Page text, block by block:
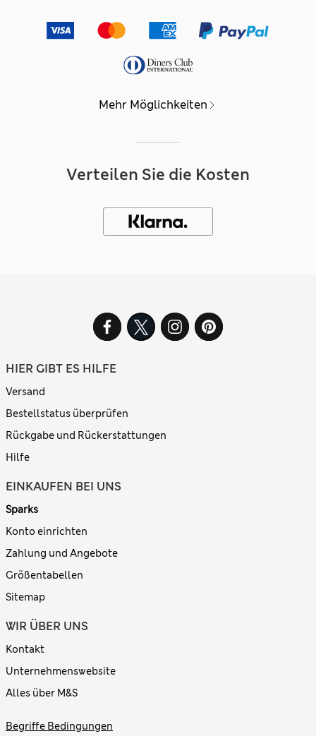
Mehr Möglichkeiten
Verteilen Sie die Kosten
HIER GIBT ES HILFE
Versand
Bestellstatus überprüfen
Rückgabe und Rückerstattungen
Hilfe
EINKAUFEN BEI UNS
Sparks
Konto einrichten
Zahlung und Angebote
Größentabellen
Sitemap
WIR ÜBER UNS
Kontakt
Unternehmenswebsite
Alles über M&S
Begriffe Bedingungen